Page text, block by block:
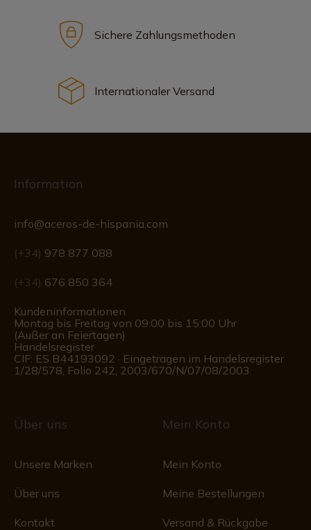
Sichere Zahlungsmethoden
Internationaler Versand
Information
info@aceros-de-hispania.com
(+34) 978 877 088
(+34) 676 850 364
Kundeninformationen
Montag bis Freitag von 09:00 bis 15:00 Uhr
(Außer an Feiertagen)
Handelsregister
CIF: ES B44193092 · Eingetragen im Handelsregister
1/28/578, Folio 242, 2003/670/N/07/08/2003
Über uns
Unsere Marken
Über uns
Kontakt
Mein Konto
Mein Konto
Meine Bestellungen
Versand & Rückgabe